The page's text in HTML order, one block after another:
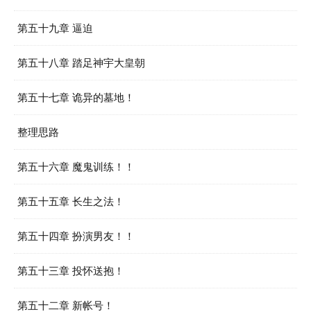
第五十九章 逼迫
第五十八章 踏足神宇大皇朝
第五十七章 诡异的墓地！
整理思路
第五十六章 魔鬼训练！！
第五十五章 长生之法！
第五十四章 扮演男友！！
第五十三章 投怀送抱！
第五十二章 新帐号！